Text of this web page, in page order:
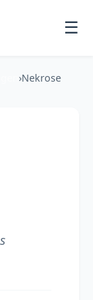
☰
›Nekrose